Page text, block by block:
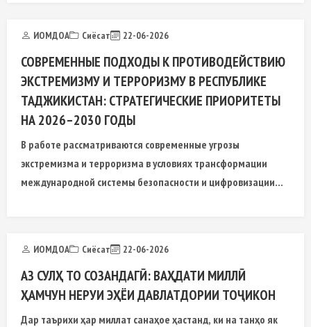
ИОМДОА Сиёсат 22-06-2026
СОВРЕМЕННЫЕ ПОДХОДЫ К ПРОТИВОДЕЙСТВИЮ
ЭКСТРЕМИЗМУ И ТЕРРОРИЗМУ В РЕСПУБЛИКЕ
ТАДЖИКИСТАН: СТРАТЕГИЧЕСКИЕ ПРИОРИТЕТЫ
НА 2026–2030 ГОДЫ
В работе рассматриваются современные угрозы
экстремизма и терроризма в условиях трансформации
международной системы безопасности и цифровизации
ИОМДОА Сиёсат 22-06-2026
АЗ СУЛҲ ТО СОЗАНДАГӢ: ВАҲДАТИ МИЛЛӢ
ҲАМЧУН НЕРУИ ЭҲЁИ ДАВЛАТДОРИИ ТОҶИКОН
Дар таърихи ҳар миллат санаҳое ҳастанд, ки на танҳо як